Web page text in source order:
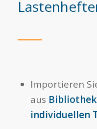
Importieren
aus
individuellen